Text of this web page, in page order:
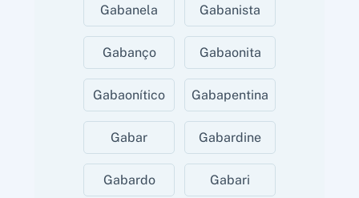
Gabanela Gabanista
Gabanço Gabaonita
Gabaonítico Gabapentina
Gabar Gabardine
Gabardo Gabari